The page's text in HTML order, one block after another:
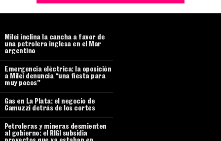
Milei inclina la cancha a favor de
una petrolera inglesa en el Mar
argentino
Emergencia eléctrica: la oposición
a Milei denuncia “una fiesta para
muy pocos”
Gas en La Plata: el negocio de
Camuzzi detrás de los cortes
Petroleras y mineras desmienten
al gobierno: el RIGI subsidia